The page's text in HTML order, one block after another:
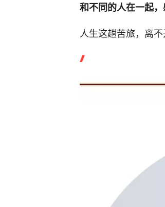
和不同的人在一起
人生这趟苦旅，离